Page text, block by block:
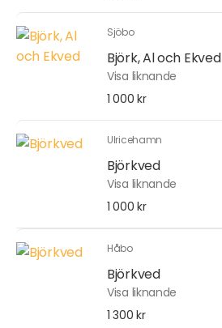
Sjöbo
Björk, Al och Ekved
Visa liknande
1 000 kr
Ulricehamn
Björkved
Visa liknande
1 000 kr
Håbo
Björkved
Visa liknande
1 300 kr